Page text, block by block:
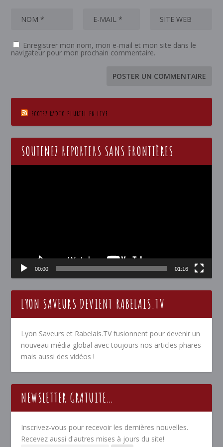
Enregistrer mon nom, mon e-mail et mon site dans le
navigateur pour mon prochain commentaire.
ECOTEZ RADIO PLURIEL EN LIVE
SOUTENEZ REPORTERS SANS FRONTIÈRES
00:00 01:16
LYON SAVEURS DEVIENT RABELAIS.TV
Lyon Saveurs et Rabelais.TV fusionnent pour devenir un
nouveau média global avec toujours nos articles phares
mais aussi des vidéos !
NEWSLETTER GRATUITE…
Inscrivez-vous pour recevoir les dernières nouvelles.
Recevez aussi d'autres mises à jours du site!